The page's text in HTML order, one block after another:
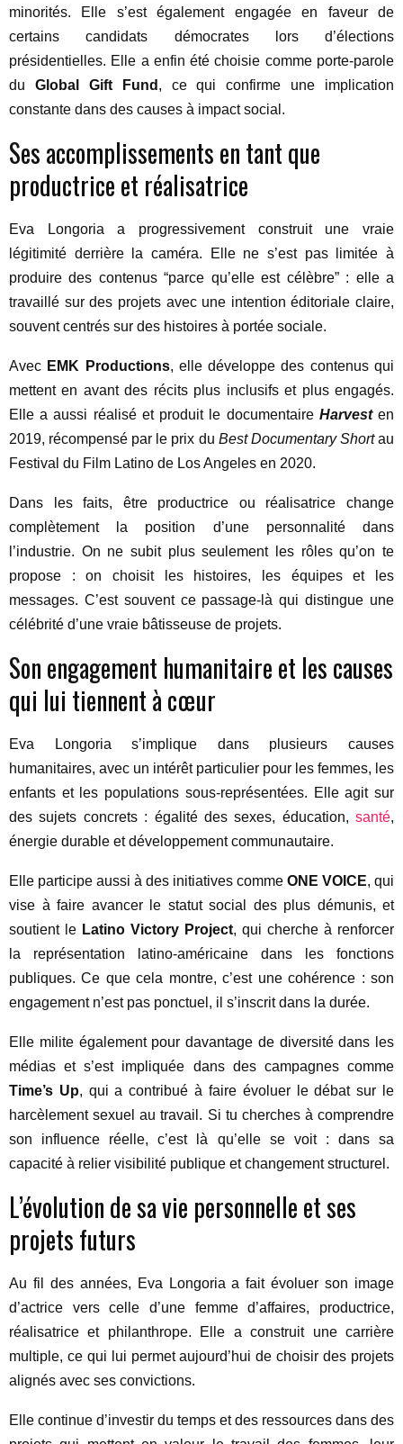
minorités. Elle s’est également engagée en faveur de
certains candidats démocrates lors d’élections
présidentielles. Elle a enfin été choisie comme porte-parole
du Global Gift Fund , ce qui confirme une implication
constante dans des causes à impact social.
Ses accomplissements en tant que
productrice et réalisatrice
Eva Longoria a progressivement construit une vraie
légitimité derrière la caméra. Elle ne s’est pas limitée à
produire des contenus “parce qu’elle est célèbre” : elle a
travaillé sur des projets avec une intention éditoriale claire,
souvent centrés sur des histoires à portée sociale.
Avec EMK Productions, elle développe des contenus qui
mettent en avant des récits plus inclusifs et plus engagés.
Elle a aussi réalisé et produit le documentaire Harvesten
2019, récompensé par le prix du Best Documentary Shortau
Festival du Film Latino de Los Angeles en 2020.
Dans les faits, être productrice ou réalisatrice change
complètement la position d’une personnalité dans
l’industrie. On ne subit plus seulement les rôles qu’on te
propose : on choisit les histoires, les équipes et les
messages. C’est souvent ce passage-là qui distingue une
célébrité d’une vraie bâtisseuse de projets.
Son engagement humanitaire et les causes
qui lui tiennent à cœur
Eva Longoria s’implique dans plusieurs causes
humanitaires, avec un intérêt particulier pour les femmes, les
enfants et les populations sous-représentées. Elle agit sur
des sujets concrets : égalité des sexes, éducation, santé,
énergie durable et développement communautaire.
Elle participe aussi à des initiatives comme ONE VOICE, qui
vise à faire avancer le statut social des plus démunis, et
soutient le Latino Victory Project, qui cherche à renforcer
la représentation latino-américaine dans les fonctions
publiques. Ce que cela montre, c’est une cohérence : son
engagement n’est pas ponctuel, il s’inscrit dans la durée.
Elle milite également pour davantage de diversité dans les
médias et s’est impliquée dans des campagnes comme
Time’s Up, qui a contribué à faire évoluer le débat sur le
harcèlement sexuel au travail. Si tu cherches à comprendre
son influence réelle, c’est là qu’elle se voit : dans sa
capacité à relier visibilité publique et changement structurel.
L’évolution de sa vie personnelle et ses
projets futurs
Au fil des années, Eva Longoria a fait évoluer son image
d’actrice vers celle d’une femme d’affaires, productrice,
réalisatrice et philanthrope. Elle a construit une carrière
multiple, ce qui lui permet aujourd’hui de choisir des projets
alignés avec ses convictions.
Elle continue d’investir du temps et des ressources dans des